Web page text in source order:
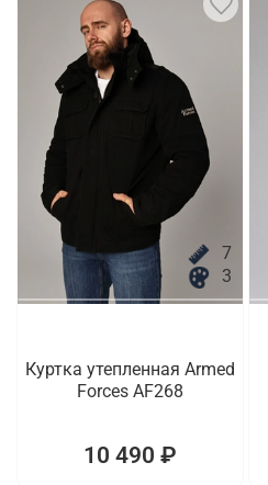
7
3
Куртка утепленная Armed
Forces AF268
10 490 ₽